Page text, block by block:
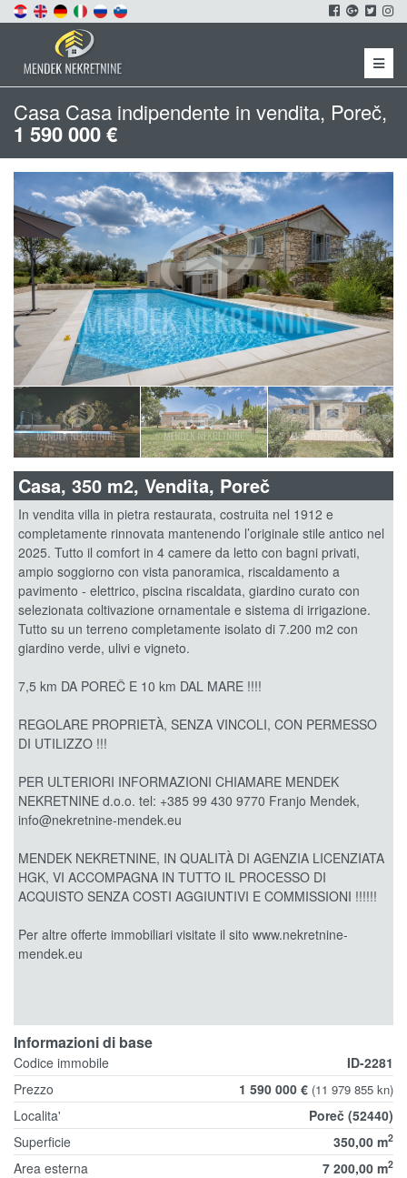
Menu
Casa Casa indipendente in vendita, Poreč,
1 590 000 €
Casa, 350 m2, Vendita, Poreč
In vendita villa in pietra restaurata, costruita nel 1912 e
completamente rinnovata mantenendo l’originale stile antico nel
2025. Tutto il comfort in 4 camere da letto con bagni privati,
ampio soggiorno con vista panoramica, riscaldamento a
pavimento - elettrico, piscina riscaldata, giardino curato con
selezionata coltivazione ornamentale e sistema di irrigazione.
Tutto su un terreno completamente isolato di 7.200 m2 con
giardino verde, ulivi e vigneto.
7,5 km DA POREČ E 10 km DAL MARE !!!!
REGOLARE PROPRIETÀ, SENZA VINCOLI, CON PERMESSO
DI UTILIZZO !!!
PER ULTERIORI INFORMAZIONI CHIAMARE MENDEK
NEKRETNINE d.o.o. tel: +385 99 430 9770 Franjo Mendek,
info@nekretnine-mendek.eu
MENDEK NEKRETNINE, IN QUALITÀ DI AGENZIA LICENZIATA
HGK, VI ACCOMPAGNA IN TUTTO IL PROCESSO DI
ACQUISTO SENZA COSTI AGGIUNTIVI E COMMISSIONI !!!!!!
Per altre offerte immobiliari visitate il sito www.nekretnine-
mendek.eu
Informazioni di base
Codice immobile
ID-2281
Prezzo
1 590 000 € (11 979 855 kn)
Localita'
Poreč (52440)
Superficie
350,00 m2
Area esterna 7 200,00 m2